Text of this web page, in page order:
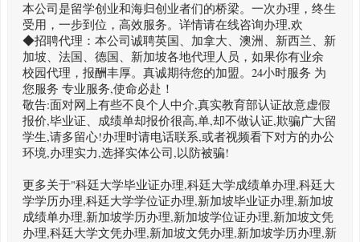
本公司是留学创业和海归创业者们的桥梁。一次办理，终生
受用，一步到位，高效服务。详情请在线咨询办理,欢
◆招聘代理：本公司诚聘英国、加拿大、澳洲、新西兰、新
加坡、法国、德国、新加坡各地代理人员，如果你有业余
校园代理，报酬丰厚。真诚期待您的加盟。24小时服务 为
您服务 专业服务,使命必赴！
敬告:面对网上有些不良个人中介,真实教育部认证故意虚假
报价,毕业证、成绩单却报价很高,单,却不做认证,欺骗广大留
学生,请多留心!办理时请电话联系,或者视频看下对方的办公
环境,办理实力,选择实体公司,以防被骗!
更多关于"科廷大学毕业证办理,科廷大学成绩单办理,科廷大
学学历办理,科廷大学学位证办理,新加坡毕业证办理,新加坡
成绩单办理,新加坡学历办理,新加坡学位证办理,新加坡文凭
办理,科廷大学文凭办理,新加坡文凭办理,新加坡学历办理,新